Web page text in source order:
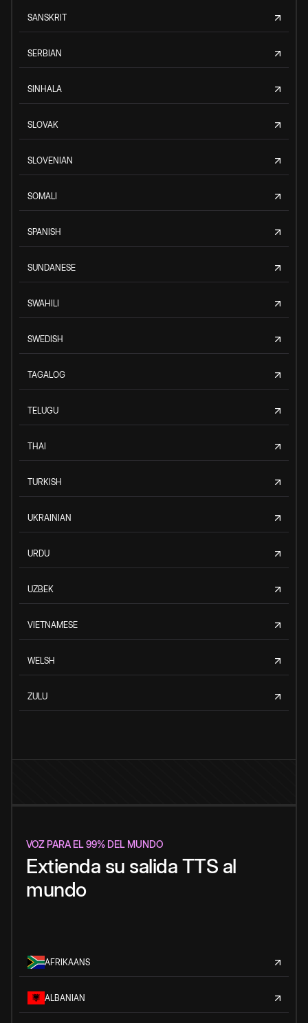
SANSKRIT
SERBIAN
SINHALA
SLOVAK
SLOVENIAN
SOMALI
SPANISH
SUNDANESE
SWAHILI
SWEDISH
TAGALOG
TELUGU
THAI
TURKISH
UKRAINIAN
URDU
UZBEK
VIETNAMESE
WELSH
ZULU
VOZ PARA EL 99% DEL MUNDO
Extienda su salida TTS al
mundo
AFRIKAANS
ALBANIAN